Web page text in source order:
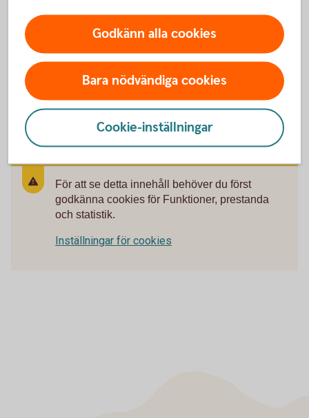
Valutakonto
För att se detta innehåll behöver du först
godkänna cookies för Funktioner, prestanda
och statistik.
Inställningar för cookies
Godkänn alla cookies
Bara nödvändiga cookies
Cookie-inställningar